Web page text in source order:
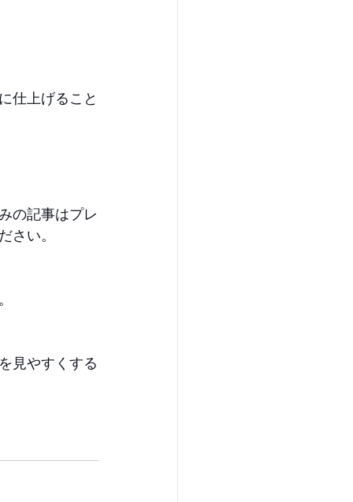
仕上げること
の記事はプレ
さい。
。
見やすくする